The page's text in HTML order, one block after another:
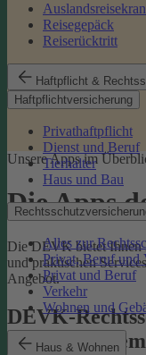
Reisegepäck
Reiserücktritt
Haftpflicht &
Haftpflichtversicherung
Privathaftpflicht
Dienst und Beruf
Tierhalter
Haus und Bau
Alles zur
Privat, Beruf und
Privat und Beruf
Verkehr
Wohnen und
Haus & Wohnen
Unsere Apps im
Die Apps
Die DEVK bietet Ihnen
und praktischen
Angebot.
DEVK-